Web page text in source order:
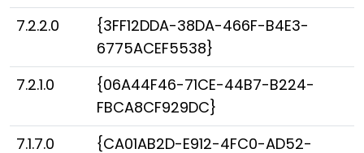
7.2.2.0
{3FF12DDA-38DA-466F-B4E3-
6775ACEF5538}
7.2.1.0
{06A44F46-71CE-44B7-B224-
FBCA8CF929DC}
7.1.7.0
{CA01AB2D-E912-4FC0-AD52-